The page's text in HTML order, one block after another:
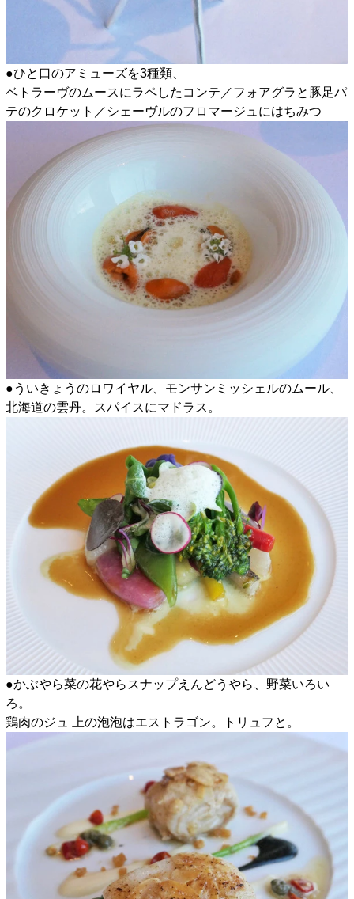
●ひと口のアミューズを3種類、
ベトラーヴのムースにラペしたコンテ／フォアグラと豚足パ
テのクロケット／シェーヴルのフロマージュにはちみつ
●ういきょうのロワイヤル、モンサンミッシェルのムール、
北海道の雲丹。スパイスにマドラス。
●かぶやら菜の花やらスナップえんどうやら、野菜いろい
ろ。
鶏肉のジュ 上の泡泡はエストラゴン。トリュフと。